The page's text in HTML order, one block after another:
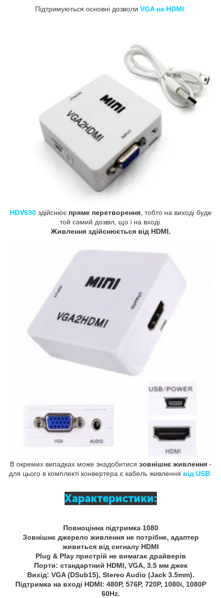
Підтримуються основні дозволи VGA на HDMI
HDV630 здійснює пряме перетворення, тобто на виході буде
той самий дозвіл, що і на вході.
Живлення здійснюється від HDMI.
В окремих випадках може знадобитися зовнішнє живлення-
для цього в комплекті конвертера є кабель живлення від USB
Характеристики:
Повноцінна підтримка 1080
Зовнішнє джерело живлення не потрібне, адаптер
живиться від сигналу HDMI
Plug & Play пристрій не вимагає драйверів
Порти: стандартний HDMI, VGA, 3.5 мм джек
Вихід: VGA (DSub15), Stereo Audio (Jack 3.5mm).
Підтримка на вході HDMI: 480P, 576P, 720P, 1080i, 1080P
60Hz.